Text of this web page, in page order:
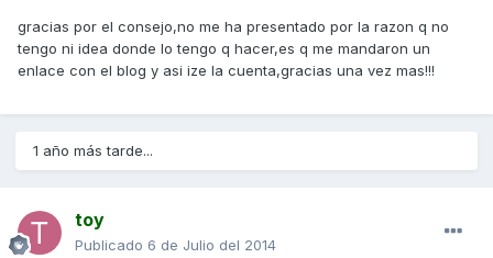
gracias por el consejo,no me ha presentado por la razon q no
tengo ni idea donde lo tengo q hacer,es q me mandaron un
enlace con el blog y asi ize la cuenta,gracias una vez mas!!!
1 año más tarde...
toy
Publicado 6 de Julio del 2014